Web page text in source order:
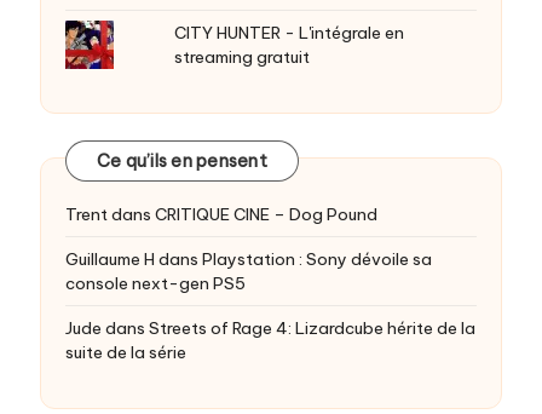
CITY HUNTER - L'intégrale en
streaming gratuit
Ce qu’ils en pensent
Trentdans CRITIQUE CINE – Dog Pound
Guillaume H dans Playstation : Sony dévoile sa
console next-gen PS5
Jude dans Streets of Rage 4: Lizardcube hérite de la
suite de la série